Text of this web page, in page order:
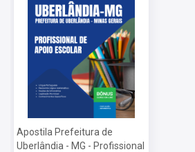
Apostila Prefeitura de
Uberlândia - MG - Profissional